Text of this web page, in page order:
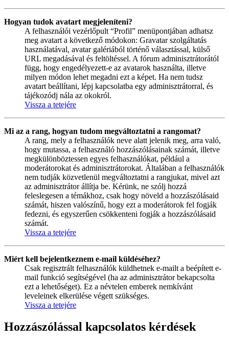
Hogyan tudok avatart megjeleníteni?
A felhasználói vezérlőpult “Profil” menüpontjában adhatsz
meg avatart a következő módokon: Gravatar szolgáltatás
használatával, avatar galériából történő választással, külső
URL megadásával és feltöltéssel. A fórum adminisztrátorától
függ, hogy engedélyezett-e az avatarok használta, illetve
milyen módon lehet megadni ezt a képet. Ha nem tudsz
avatart beállítani, lépj kapcsolatba egy adminisztrátorral, és
tájékozódj nála az okokról.
Vissza a tetejére
Mi az a rang, hogyan tudom megváltoztatni a rangomat?
A rang, mely a felhasználók neve alatt jelenik meg, arra való,
hogy mutassa, a felhasználó hozzászólásainak számát, illetve
megkülönböztessen egyes felhasználókat, például a
moderátorokat és adminisztrátorokat. Általában a felhasználók
nem tudják közvetlenül megváltoztatni a rangjukat, mivel azt
az adminisztrátor állítja be. Kérünk, ne szólj hozzá
feleslegesen a témákhoz, csak hogy növeld a hozzászólásaid
számát, hiszen valószínű, hogy ezt a moderátorok fel fogják
fedezni, és egyszerűen csökkenteni fogják a hozzászólásaid
számát.
Vissza a tetejére
Miért kell bejelentkeznem e-mail küldéséhez?
Csak regisztrált felhasználók küldhetnek e-mailt a beépített e-
mail funkció segítségével (ha az adminisztrátor bekapcsolta
ezt a lehetőséget). Ez a névtelen emberek nemkívánt
leveleinek elkerülése végett szükséges.
Vissza a tetejére
Hozzászólással kapcsolatos kérdések